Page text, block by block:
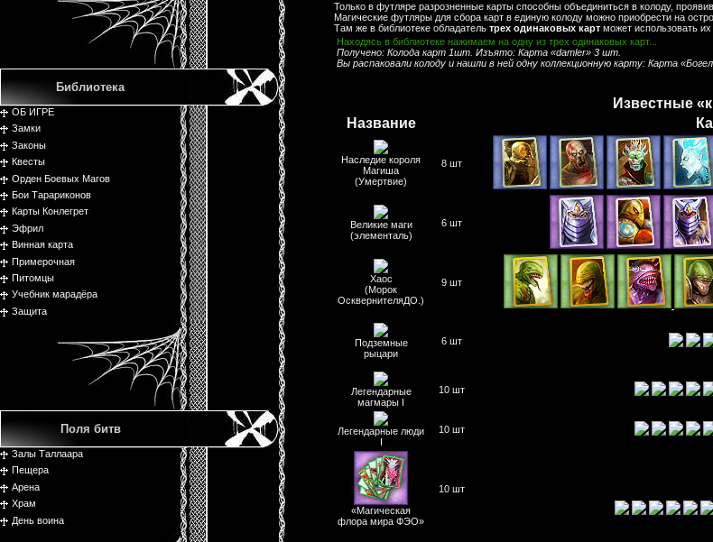
Библиотека
ОБ ИГРЕ
Замки
Законы
Квесты
Орден Боевых Магов
Бои Тарариконов
Карты Конлегрет
Эфрил
Винная карта
Примерочная
Питомцы
Учебник марадёра
Защита
Поля битв
Залы Таллаара
Пещера
Арена
Храм
День воина
Только в футляре разрозненные карты способны объединиться в колоду,
Магические футляры для сбора карт в единую колоду можно приобрести на
Там же в библиотеке обладатель трех одинаковых карт может использовать
Находясь в библиотеке нажимаем на одну из трех одинаковых карт...
Получено: Колода карт 1шт. Изъято: Карта «damler» 3 шт.
Вы­ распаковали колоду и нашли в ней одну коллекционную карту: Карта
Известные
Название
Наследие короля
Магиша
(Умертвие)
8 шт
Великие маги
(элементаль)
6 шт
Хаос
(Морок
ОсквернителяДО.)
9 шт
Подземные
рыцари
6 шт
Легендарные
магмары I
10 шт
Легендарные люди
I
10 шт
«Магическая
флора мира ФЭО»
10 шт